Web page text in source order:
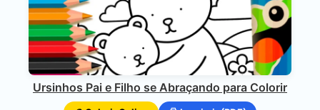
Ursinhos Pai e Filho se Abraçando para Colorir